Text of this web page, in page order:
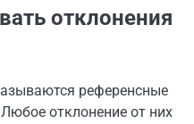
отклонения
референсные
отклонение от них